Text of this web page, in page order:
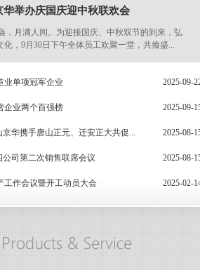
华举办庆国庆迎中秋联欢会
，月满人间。为迎接国庆、中秋双节的到来，弘
化，9月30日下午全体员工欢聚一堂，共飨盛...
业单项冠军企业 2025-09-
企业两个百强榜 2025-09-
京华携手唐山正元、迁安正大共促... 2025-08-
公司第二次销售联席会议 2025-08-
工作会议暨开工动员大会 2025-02-